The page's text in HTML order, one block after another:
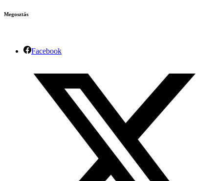
Megosztás
Facebook